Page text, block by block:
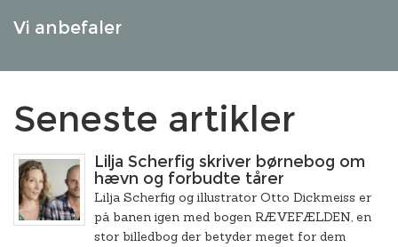
Vi anbefaler
Seneste artikler
Lilja Scherfig skriver børnebog om
hævn og forbudte tårer
Lilja Scherfig og illustrator Otto Dickmeiss er
på banen igen med bogen RÆVEFÆLDEN, en
stor billedbog der betyder meget for dem